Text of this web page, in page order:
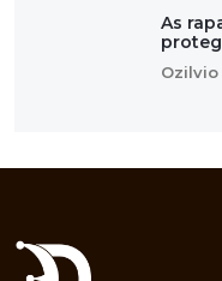
As